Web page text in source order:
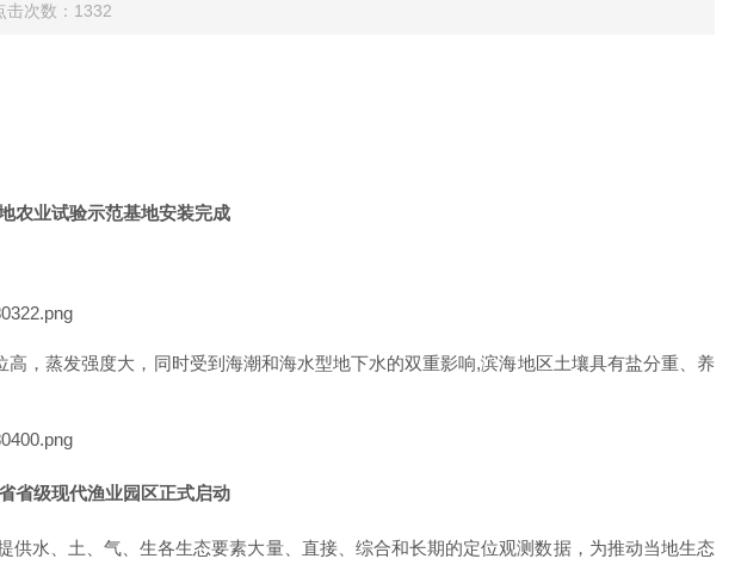
次数：1332
农业试验示范基地安装完成
，蒸发强度大，同时受到海潮和海水型地下水的双重影响,滨海地区土壤具有盐分重、养
省级现代渔业园区正式启动
供水、土、气、生各生态要素大量、直接、综合和长期的定位观测数据， 为推动当地生态